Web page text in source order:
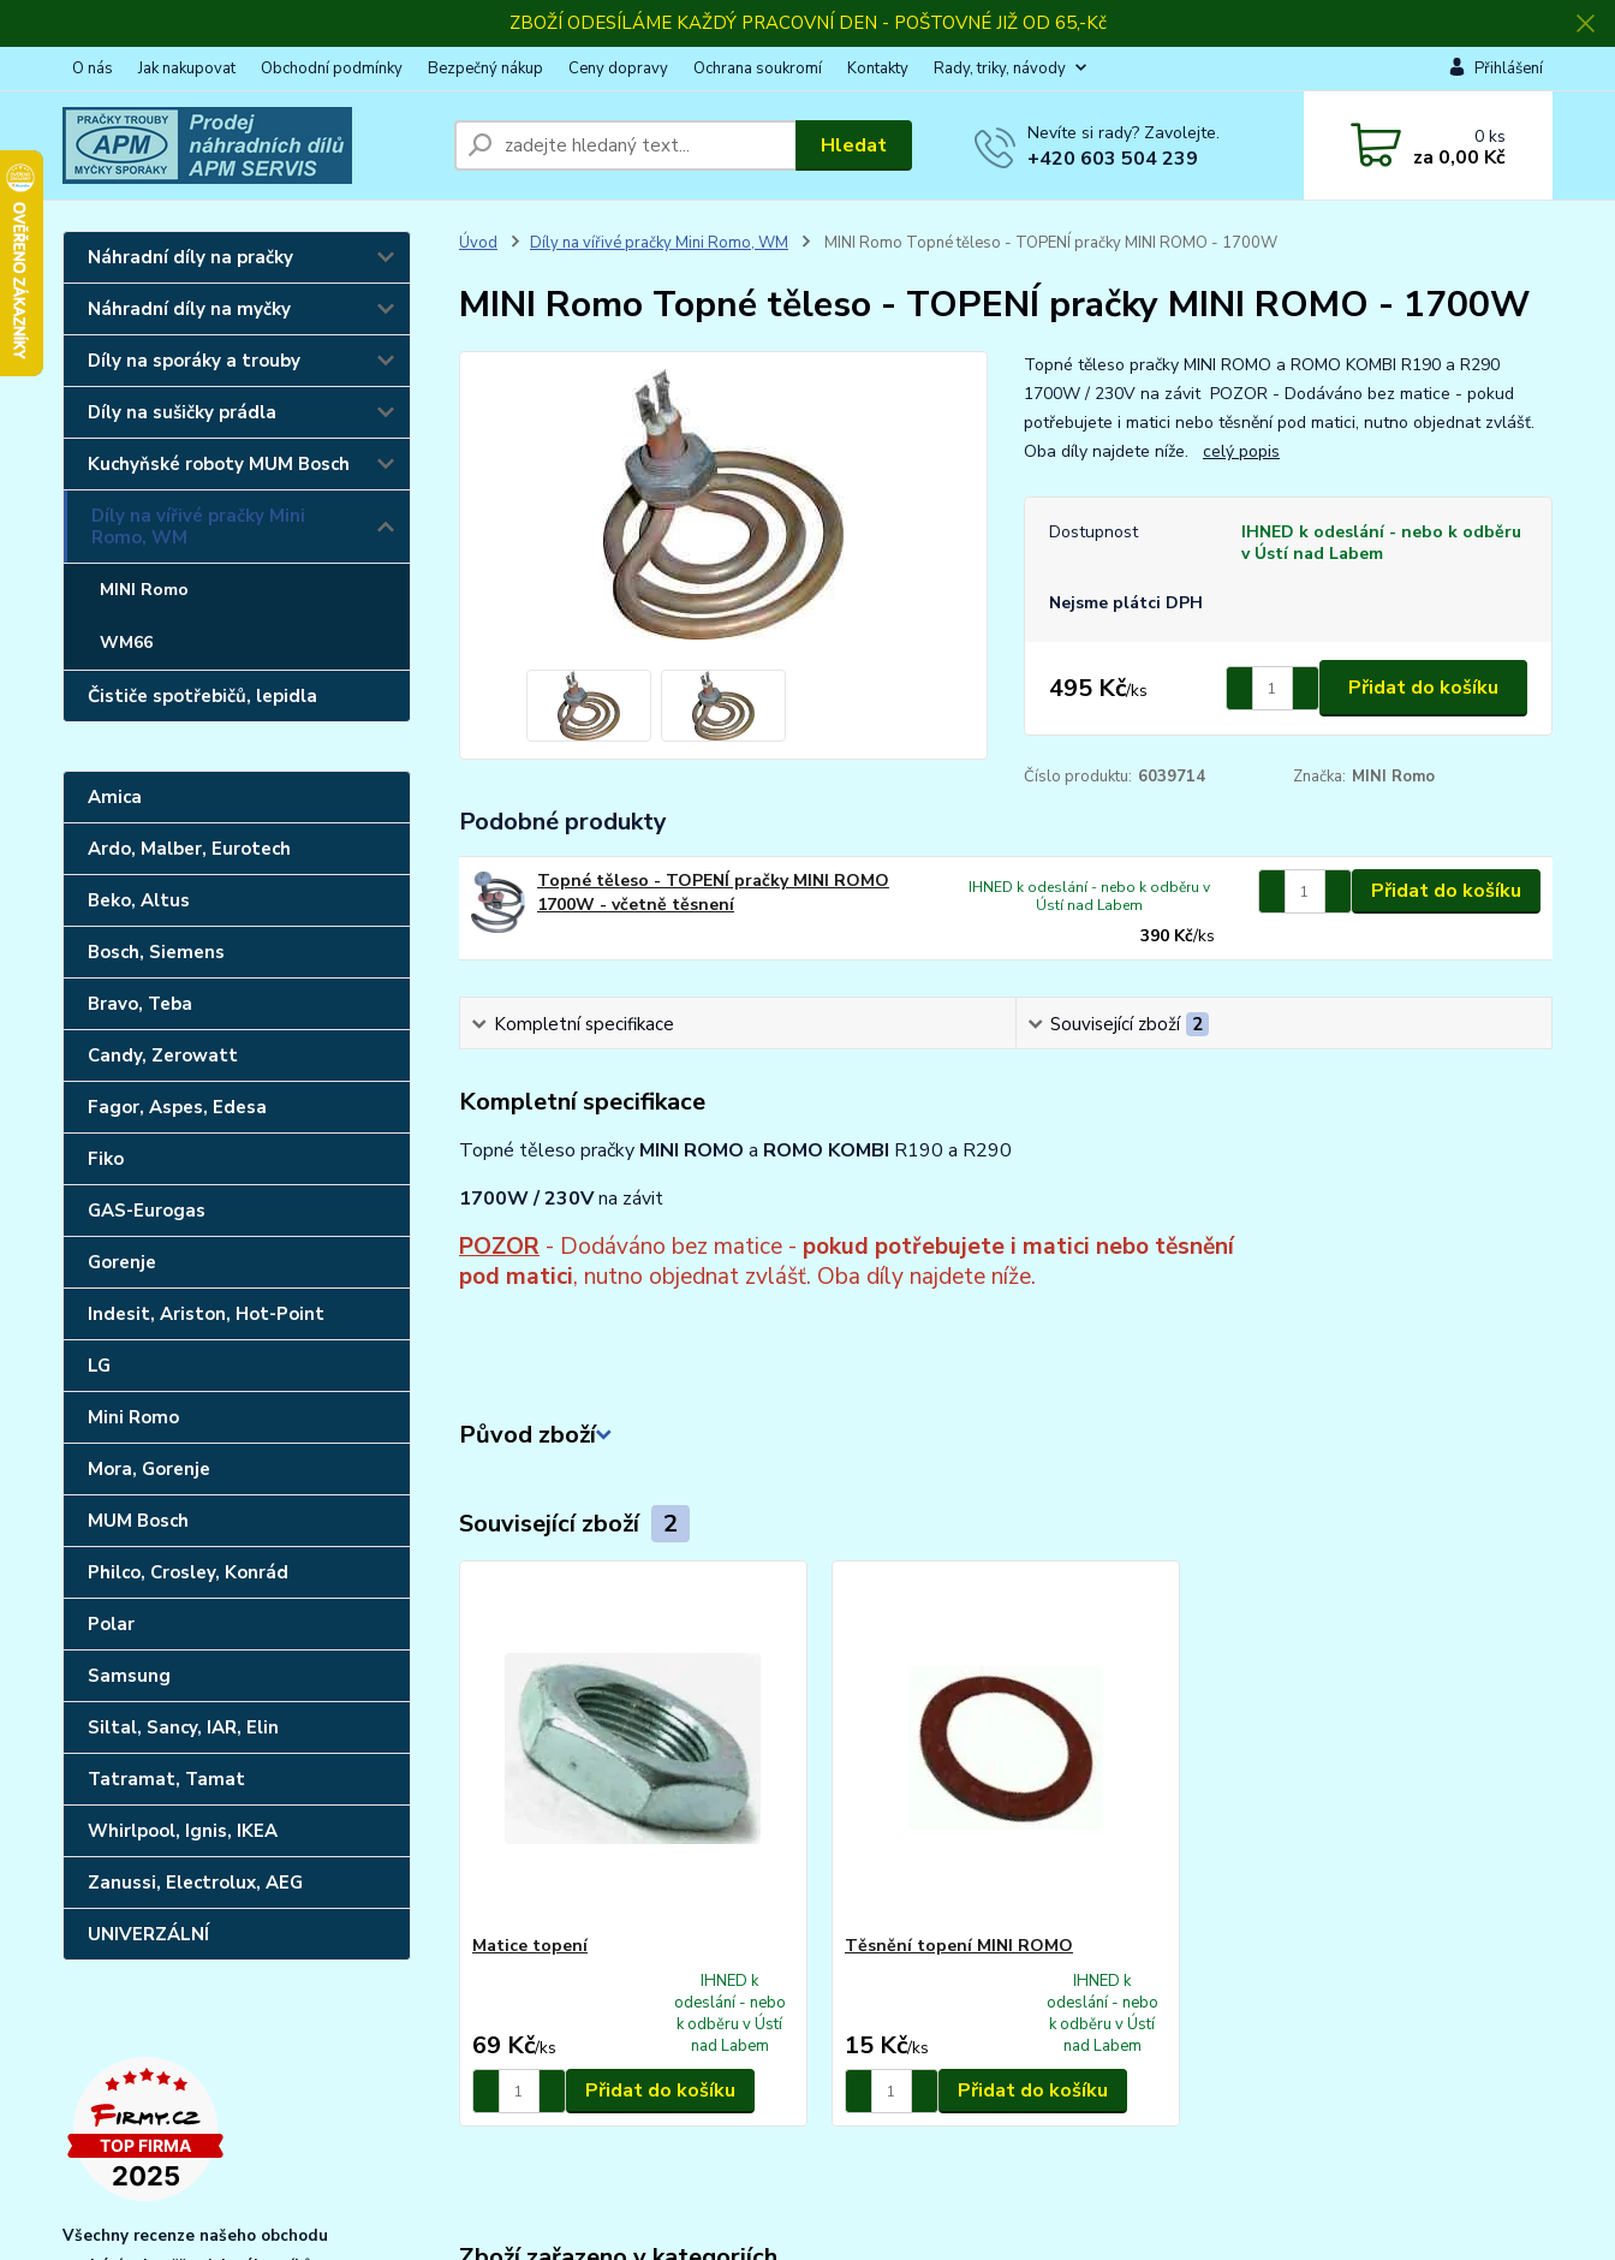
ZBOŽÍ ODESÍLÁME KAŽDÝ PRACOVNÍ DEN - POŠTOVNÉ JIŽ OD 65,-Kč
O nás Jak nakupovat Obchodní podmínky Bezpečný nákup Ceny dopravy Ochrana soukromí Kontakty Rady, triky, návody Přihlášení
Hledat Nevíte si rady? Zavolejte.
+420 603 504 239
0ks
za 0,00 Kč
Náhradní díly na pračky
Náhradní díly na myčky
Díly na sporáky a trouby
Díly na sušičky prádla
Kuchyňské roboty MUM Bosch
Díly na vířivé pračky Mini
Romo, WM
MINI Romo
WM66
Čističe spotřebičů, lepidla
Amica
Ardo, Malber, Eurotech
Beko, Altus
Bosch, Siemens
Bravo, Teba
Candy, Zerowatt
Fagor, Aspes, Edesa
Fiko
GAS-Eurogas
Gorenje
Indesit, Ariston, Hot-Point
LG
Mini Romo
Mora, Gorenje
MUM Bosch
Philco, Crosley, Konrád
Polar
Samsung
Siltal, Sancy, IAR, Elin
Tatramat, Tamat
Whirlpool, Ignis, IKEA
Zanussi, Electrolux, AEG
UNIVERZÁLNÍ
Všechny recenze našeho obchodu
Úvod Díly na vířivé pračky Mini Romo, WM MINI Romo Topné těleso - TOPENÍ pračky MINI ROMO - 1700W
MINI Romo Topné těleso - TOPENÍ pračky MINI ROMO - 1700W
Topné těleso pračky MINI ROMO a ROMO KOMBI R190 a R290
1700W / 230V na závit POZOR - Dodáváno bez matice - pokud
potřebujete i matici nebo těsnění pod matici, nutno objednat zvlášť.
Oba díly najdete níže. celý popis
Dostupnost
IHNED k odeslání - nebo k odběru
v Ústí nad Labem
Nejsme plátci DPH
495 Kč/ks Přidat do košíku
Číslo produktu: 6039714 Značka: MINI Romo
Podobné produkty
Topné těleso - TOPENÍ pračky MINI ROMO
1700W - včetně těsnení
390 Kč/ks
IHNED k odeslání - nebo k odběru v
Ústí nad Labem
Přidat do košíku
Kompletní specifikace Související zboží 2
Kompletní specifikace
Topné těleso pračky MINI ROMO a ROMO KOMBI R190 a R290
1700W / 230Vna závit
POZOR - Dodáváno bez matice - pokud potřebujete i matici nebo těsnění
pod matici, nutno objednat zvlášť. Oba díly najdete níže.
Původ zboží
Související zboží 2
Matice topení
69 Kč/ks
IHNED k
odeslání - nebo
k odběru v Ústí
nad Labem
Přidat do košíku
Těsnění topení MINI ROMO
15 Kč/ks
IHNED k
odeslání - nebo
k odběru v Ústí
nad Labem
Přidat do košíku